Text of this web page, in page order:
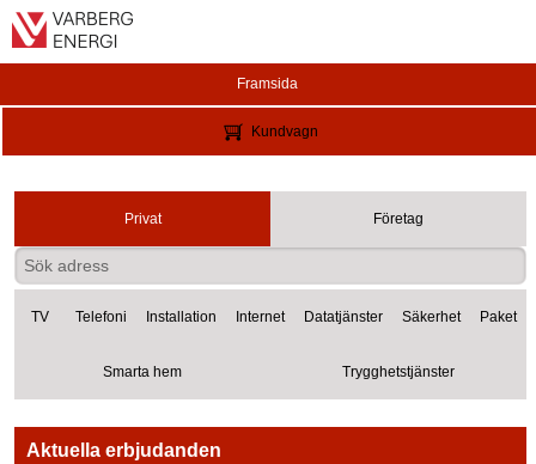
Framsida
Kundvagn
Privat Företag
TV Telefoni Installation Internet Datatjänster Säkerhet Paket
Smarta hem Trygghetstjänster
Aktuella erbjudanden